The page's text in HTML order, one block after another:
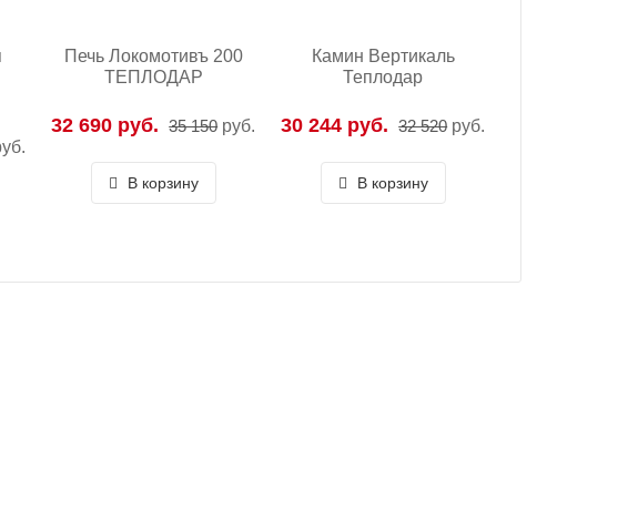
Печь Локомотивъ 200
ТЕПЛОДАР
32 690 руб. 35 150 руб.
В корзину
Камин Вертикаль
Теплодар
30 244 руб. 32 520 руб.
В корзину